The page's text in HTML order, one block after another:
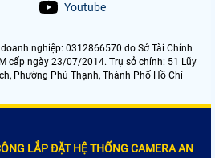
Youtube
doanh nghiệp: 0312866570 do Sở Tài Chính
cấp ngày 23/07/2014. Trụ sở chính: 51 Lũy
Phường Phú Thạnh, Thành Phố Hồ Chí
LẮP ĐẶT HỆ THỐNG CAMERA AN